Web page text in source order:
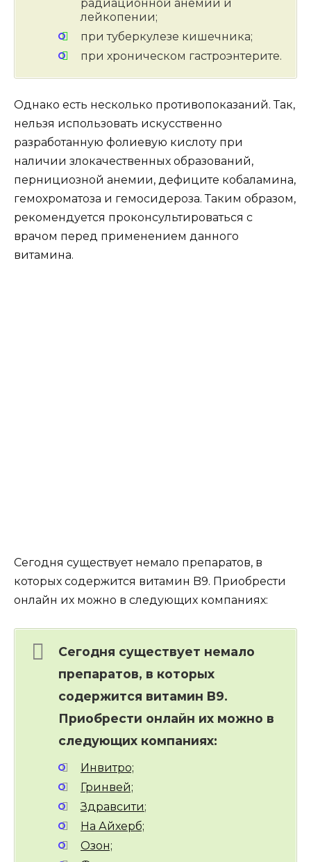
радиационной анемии и
лейкопении;
при туберкулезе кишечника;
при хроническом гастроэнтерите.
Однако есть несколько противопоказаний. Так,
нельзя использовать искусственно
разработанную фолиевую кислоту при
наличии злокачественных образований,
пернициозной анемии, дефиците кобаламина,
гемохроматоза и гемосидероза. Таким образом,
рекомендуется проконсультироваться с
врачом перед применением данного
витамина.
Сегодня существует немало препаратов, в
которых содержится витамин B9. Приобрести
онлайн их можно в следующих компаниях:
Сегодня существует немало
препаратов, в которых
содержится витамин B9.
Приобрести онлайн их можно в
следующих компаниях:
Инвитро;
Гринвей;
Здравсити;
На Айхерб;
Озон;